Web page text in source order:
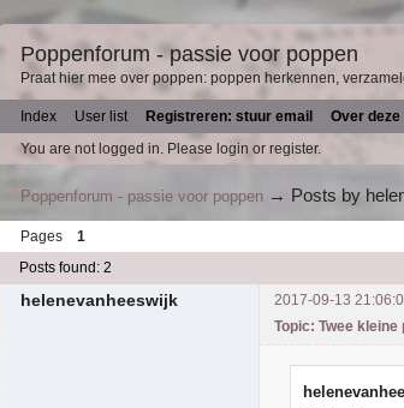
Poppenforum - passie voor poppen
Praat hier mee over poppen: poppen herkennen,
Index User list Registreren: stuur email Over
You are not logged in. Please login or register.
Poppenforum - passie voor poppen → Posts by
Pages
1
Posts found: 2
helenevanheeswijk
2017-09-13
Topic: Twee